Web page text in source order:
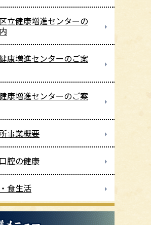
立健康増進センターの
康増進センターのご案
康増進センターのご案
事業概要
腔の健康
食生活